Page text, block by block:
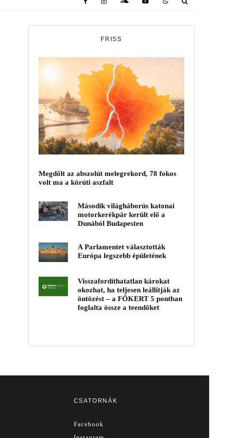
FRISS
Megdőlt az abszolút melegrekord, 78 fokos
volt ma a körúti aszfalt
Második világháborús katonai
motorkerékpár került elő a
Dunából Budapesten
A Parlamentet választották
Európa legszebb épületének
Visszafordíthatatlan károkat
okozhat, ha teljesen leállítják az
öntözést – a FŐKERT 5 pontban
foglalta össze a teendőket
CSATORNÁK
Facebook